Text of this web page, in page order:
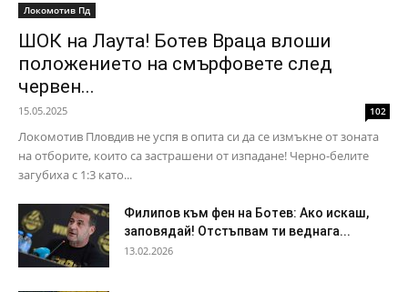
Локомотив Пд
ШОК на Лаута! Ботев Враца влоши
положението на смърфовете след
червен...
15.05.2025 102
Локомотив Пловдив не успя в опита си да се измъкне от зоната
на отборите, които са застрашени от изпадане! Черно-белите
загубиха с 1:3 като...
Филипов към фен на Ботев: Ако искаш,
заповядай! Отстъпвам ти веднага...
13.02.2026